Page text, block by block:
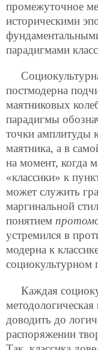
промежуточное
историческими
парадигмами
постмодерна
маятниковых
парадигмы
точки амплитуды
маятника, а в
на момент, когда
«классики» к
может служить
маргинальной
понятием
устремился в
модерна к
социокультурном
Каждая
доводить до
распоряжении